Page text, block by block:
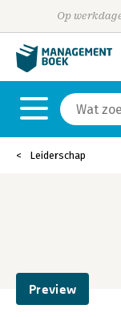
Op
Leiderschap
Preview